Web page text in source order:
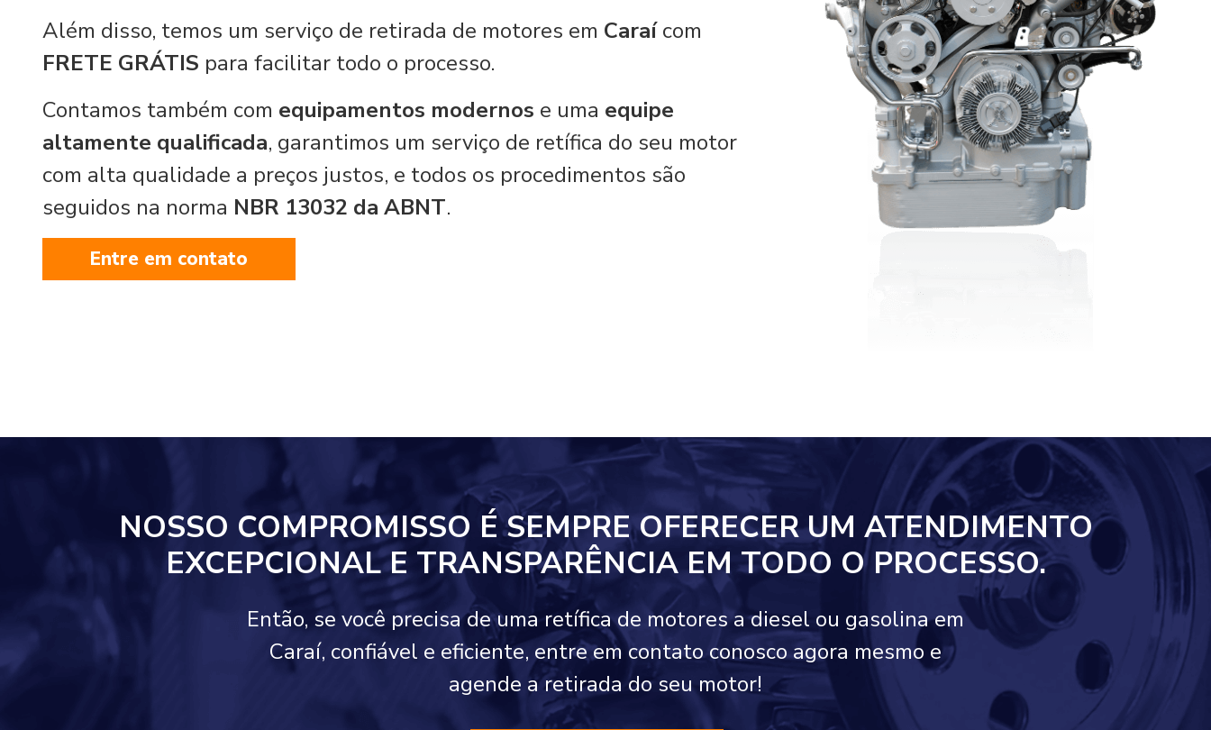
Além disso, temos um serviço de retirada de motores em Caraícom
FRETE GRÁTIS para facilitar todo o processo.
Contamos também com equipamentos modernos e uma equipe
altamente qualificada, garantimos um serviço de retífica do seu motor
com alta qualidade a preços justos, e todos os procedimentos são
seguidos na norma NBR 13032 da ABNT.
Entre em contato
NOSSO COMPROMISSO É SEMPRE OFERECER UM ATENDIMENTO
EXCEPCIONAL E TRANSPARÊNCIA EMTODO O PROCESSO.
Então, se você precisa de uma retífica de motores a diesel ou gasolina em
Caraí, confiável e eficiente, entre em contato conosco agora mesmo e
agende a retirada do seu motor!